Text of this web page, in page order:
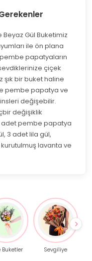
Beyaz Gül Buketimiz
ile ön plana
papatyaların
çiçek
bir buket haline
pembe papatya ve
değişebilir.
değişiklik
adet pembe papatya
3 adet lila gül,
lavanta ve
Buketler Sevgiliye